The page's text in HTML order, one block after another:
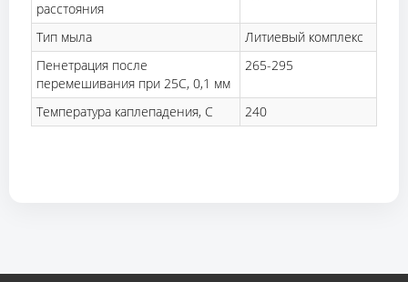
расстояния
Тип мыла
Литиевый комплекс
Пенетрация после
перемешивания при 25С, 0,1 мм
265-295
Температура каплепадения, С 240